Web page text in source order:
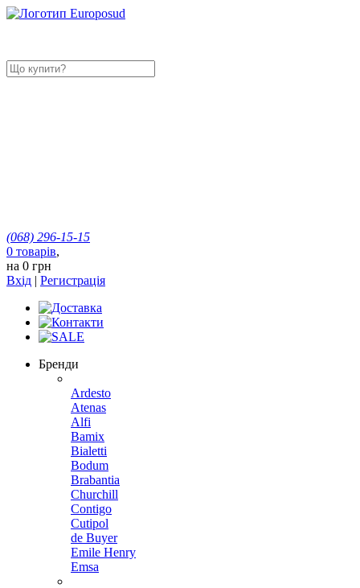
(068) 296-15-15
0 товарів,
на 0 грн
Вхід | Регистрація
Бренди
Ardesto
Atenas
Alfi
Bamix
Bialetti
Bodum
Brabantia
Churchill
Contigo
Cutipol
de Buyer
Emile Henry
Emsa